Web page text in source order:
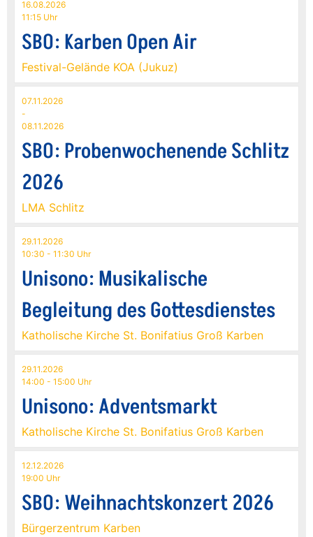
16.08.2026
11:15 Uhr
SBO: Karben Open Air
Festival-Gelände KOA (Jukuz)
07.11.2026
-
08.11.2026
SBO: Probenwochenende Schlitz
2026
LMA Schlitz
29.11.2026
10:30 - 11:30 Uhr
Unisono: Musikalische
Begleitung des Gottesdienstes
Katholische Kirche St. Bonifatius Groß Karben
29.11.2026
14:00 - 15:00 Uhr
Unisono: Adventsmarkt
Katholische Kirche St. Bonifatius Groß Karben
12.12.2026
19:00 Uhr
SBO: Weihnachtskonzert 2026
Bürgerzentrum Karben